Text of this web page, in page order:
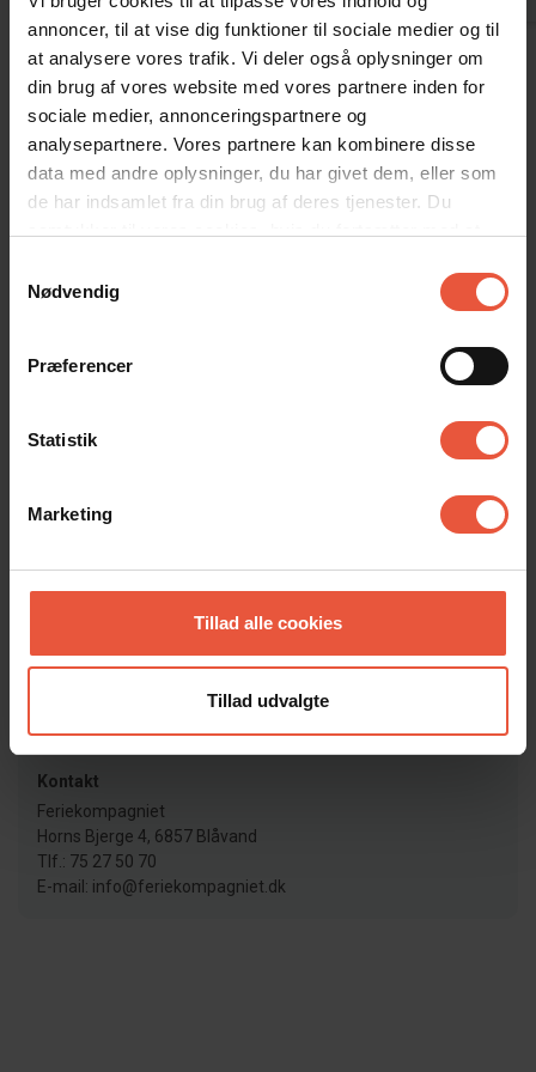
annoncer, til at vise dig funktioner til sociale medier og til
at analysere vores trafik. Vi deler også oplysninger om
din brug af vores website med vores partnere inden for
sociale medier, annonceringspartnere og
analysepartnere. Vores partnere kan kombinere disse
data med andre oplysninger, du har givet dem, eller som
de har indsamlet fra din brug af deres tjenester. Du
Nødvendig
Præferencer
Statistik
Marketing
Tillad alle cookies
Tillad udvalgte
kommentar
Vis alle omtaler
Lejeinformation
Bureau
Feriekompagniet
Afrejse
rengøring (fredag/lørdag) skal huset forlades kl 9.00.
har vi nogle huse med elektroniske dørlåse, som betjenes
vha. kode. I disse tilfælde kan du spare turen forbi kontoret.
Læs vores lejebetingelser her
Kontakt
Feriekompagniet
Horns Bjerge 4, 6857 Blåvand
Tlf.: 75 27 50 70
E-mail: info@feriekompagniet.dk